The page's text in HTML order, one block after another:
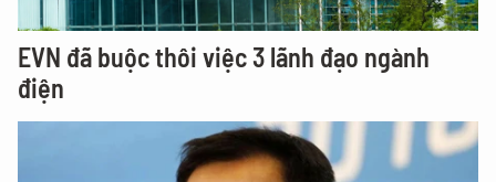
EVN đã buộc thôi việc 3 lãnh đạo ngành
điện